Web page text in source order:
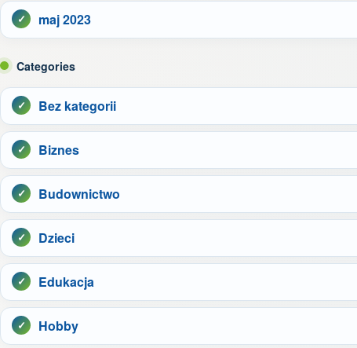
maj 2023
Categories
Bez kategorii
Biznes
Budownictwo
Dzieci
Edukacja
Hobby